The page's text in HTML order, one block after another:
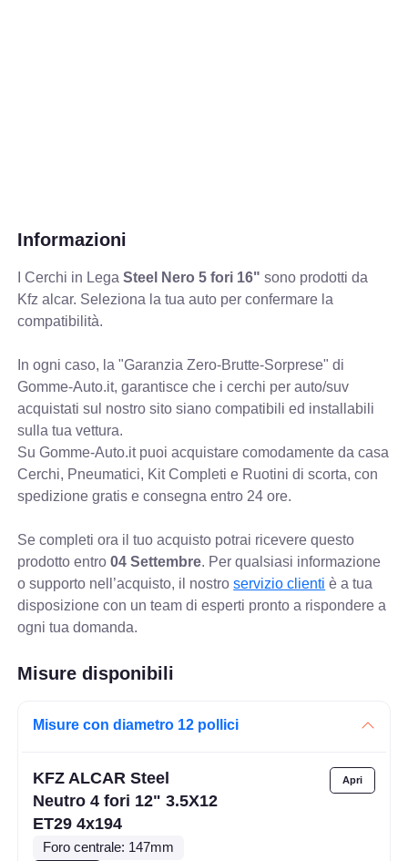
Informazioni
I Cerchi in LegaSteel Nero 5 fori 16" sono prodotti da
Kfz alcar. Seleziona la tua auto per confermare la
compatibilità.
In ogni caso, la "Garanzia Zero-Brutte-Sorprese" di
Gomme-Auto.it, garantisce che i cerchi per auto/suv
acquistati sul nostro sito siano compatibili ed installabili
sulla tua vettura.
Su Gomme-Auto.it puoi acquistare comodamente da casa
Cerchi, Pneumatici, Kit Completi e Ruotini di scorta, con
spedizione gratis e consegna entro 24 ore.
Se completi ora il tuo acquisto potrai ricevere questo
prodotto entro04 Settembre. Per qualsiasi informazione
o supporto nell’acquisto, il nostroservizio clienti è a tua
disposizione con un team di esperti pronto a rispondere a
ogni tua domanda.
Misure disponibili
Misure con diametro 12 pollici
KFZ ALCAR Steel
Neutro 4 fori 12" 3.5X12
ET29 4x194
Foro centrale: 147mm